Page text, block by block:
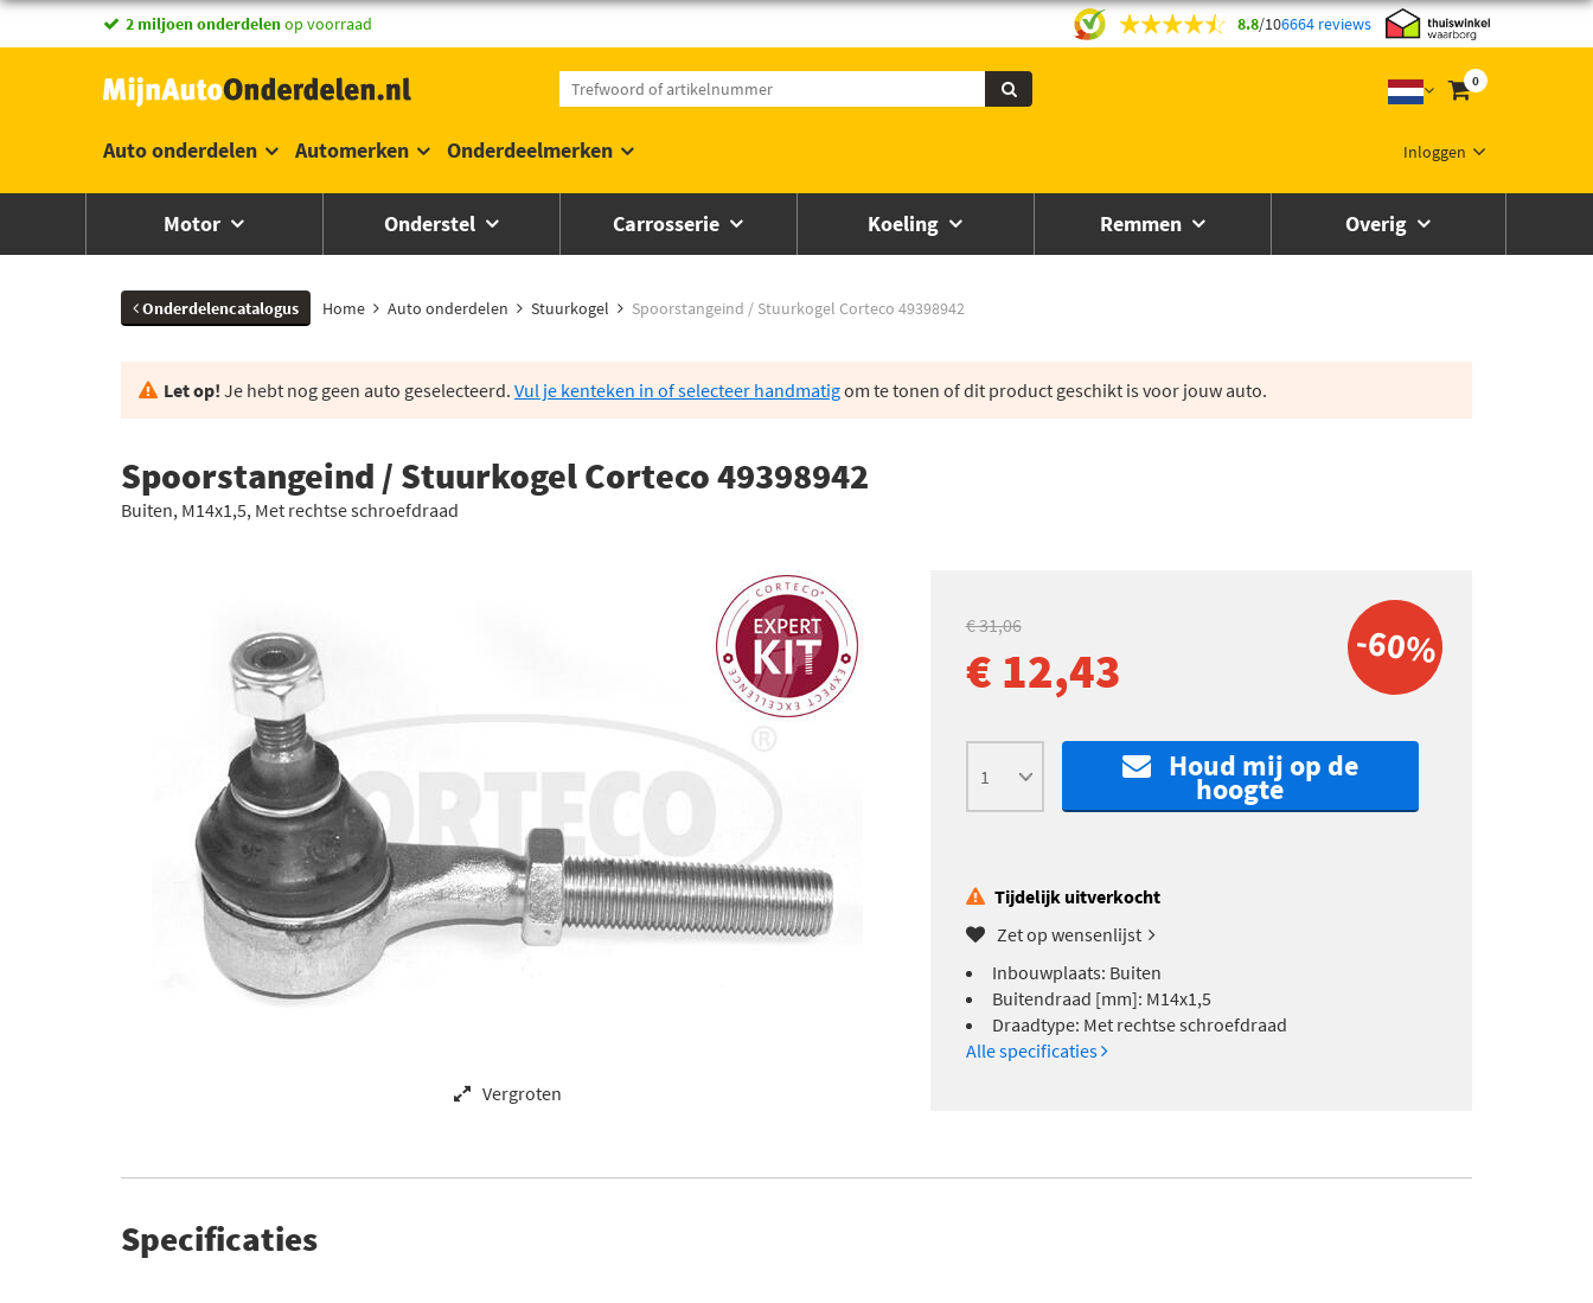
vandaag besteld,morgen in huis *
2 miljoen onderdelenop voorraad 8.8/106664 reviews
0
Inloggen
Auto onderdelen Automerken Onderdeelmerken
Motor Onderstel Carrosserie Koeling Remmen Overig
Onderdelencatalogus Home Auto onderdelen Stuurkogel Spoorstangeind / Stuurkogel Corteco 49398942
Let op! Je hebt nog geen auto geselecteerd. Vul je kenteken in of selecteer handmatigom te tonen of dit product geschikt is voor jouw auto.
Spoorstangeind / Stuurkogel Corteco 49398942
Buiten, M14x1,5, Met rechtse schroefdraad
Vergroten
-60%
€ 31,06
€ 12,43
Houd mij op de
hoogte
Tijdelijk uitverkocht
Zet op wensenlijst
Inbouwplaats: Buiten
Buitendraad [mm]: M14x1,5
Draadtype: Met rechtse schroefdraad
Alle specificaties
Specificaties